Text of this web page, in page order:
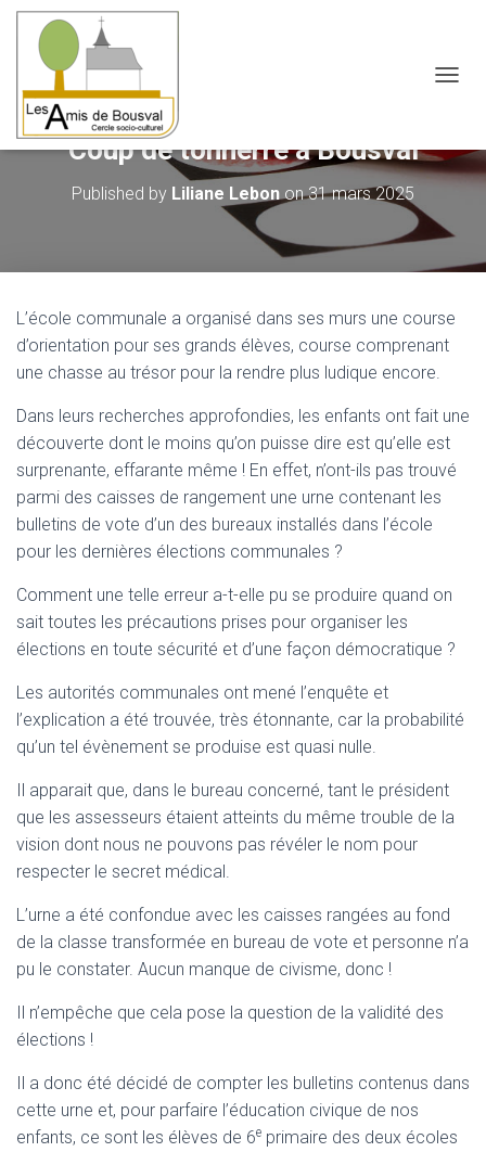
Coup de tonnerre à Bousval
Published by Liliane Lebonon31 mars 2025
L’école communale a organisé dans ses murs une course
d’orientation pour ses grands élèves, course comprenant
une chasse au trésor pour la rendre plus ludique encore.
Dans leurs recherches approfondies, les enfants ont fait une
découverte dont le moins qu’on puisse dire est qu’elle est
surprenante, effarante même ! En effet, n’ont-ils pas trouvé
parmi des caisses de rangement une urne contenant les
bulletins de vote d’un des bureaux installés dans l’école
pour les dernières élections communales ?
Comment une telle erreur a-t-elle pu se produire quand on
sait toutes les précautions prises pour organiser les
élections en toute sécurité et d’une façon démocratique ?
Les autorités communales ont mené l’enquête et
l’explication a été trouvée, très étonnante, car la probabilité
qu’un tel évènement se produise est quasi nulle.
Il apparait que, dans le bureau concerné, tant le président
que les assesseurs étaient atteints du même trouble de la
vision dont nous ne pouvons pas révéler le nom pour
respecter le secret médical.
L’urne a été confondue avec les caisses rangées au fond
de la classe transformée en bureau de vote et personne n’a
pu le constater. Aucun manque de civisme, donc !
Il n’empêche que cela pose la question de la validité des
élections !
Il a donc été décidé de compter les bulletins contenus dans
cette urne et, pour parfaire l’éducation civique de nos
enfants, ce sont les élèves de 6e primaire des deux écoles